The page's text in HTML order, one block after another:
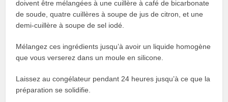
doivent être mélangées à une cuillère à café de bicarbonate
de soude, quatre cuillères à soupe de jus de citron, et une
demi-cuillère à soupe de sel iodé.
Mélangez ces ingrédients jusqu’à avoir un liquide homogène
que vous verserez dans un moule en silicone.
Laissez au congélateur pendant 24 heures jusqu’à ce que la
préparation se solidifie.